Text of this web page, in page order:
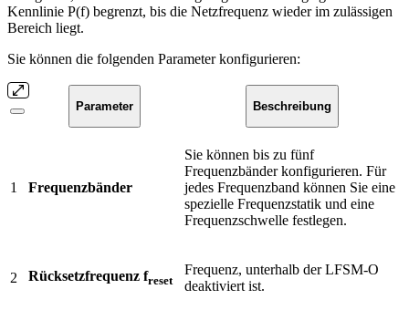
Kennlinie P(f) begrenzt, bis die Netzfrequenz wieder im zulässigen
Bereich liegt.
Sie können die folgenden Parameter konfigurieren:
Parameter Beschreibung
1 Frequenzbänder
Sie können bis zu fünf
Frequenzbänder konfigurieren. Für
jedes Frequenzband können Sie eine
spezielle Frequenzstatik und eine
Frequenzschwelle festlegen.
2 Rücksetzfrequenz freset
Frequenz, unterhalb der LFSM-O
deaktiviert ist.